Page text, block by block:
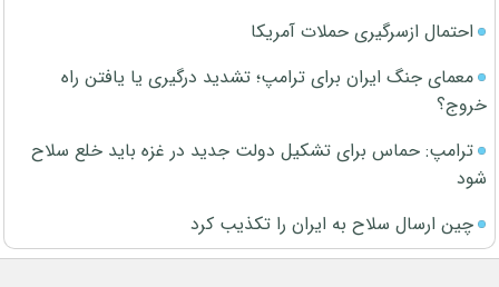
احتمال ازسرگیری حملات آمریکا
معمای جنگ ایران برای ترامپ؛ تشدید درگیری یا یافتن راه
خروج؟
ترامپ: حماس برای تشکیل دولت جدید در غزه باید خلع سلاح
شود
چین ارسال سلاح به ایران را تکذیب کرد